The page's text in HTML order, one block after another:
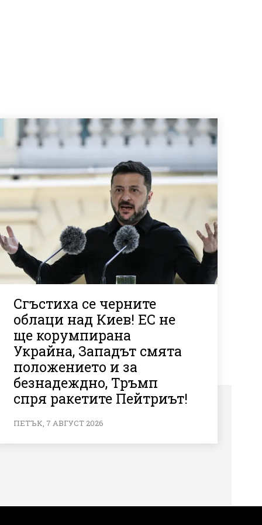
Сгъстиха се черните
облаци над Киев! ЕС не
ще корумпирана
Украйна, Западът смята
положението и за
безнадеждно, Тръмп
спря ракетите Пейтриът!
ПЕТЪК, 7 АВГУСТ 2026